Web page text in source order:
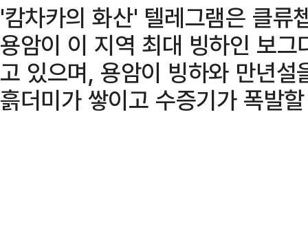
'캄차카의 화산' 텔레그램은 클류
용암이 이 지역 최대 빙하인 보
고 있으며, 용암이 빙하와 만년
흙더미가 쌓이고 수증기가 폭발